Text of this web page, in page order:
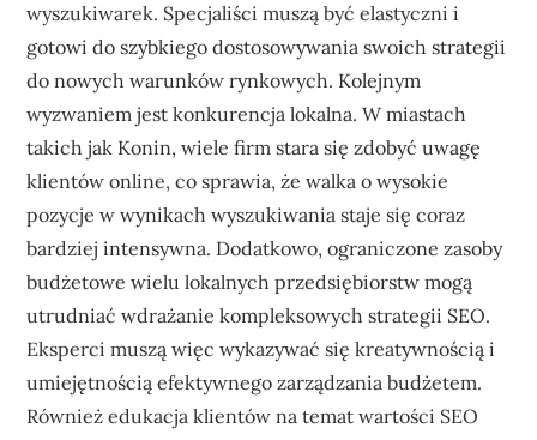
wyszukiwarek. Specjaliści muszą być elastyczni i
gotowi do szybkiego dostosowywania swoich strategii
do nowych warunków rynkowych. Kolejnym
wyzwaniem jest konkurencja lokalna. W miastach
takich jak Konin, wiele firm stara się zdobyć uwagę
klientów online, co sprawia, że walka o wysokie
pozycje w wynikach wyszukiwania staje się coraz
bardziej intensywna. Dodatkowo, ograniczone zasoby
budżetowe wielu lokalnych przedsiębiorstw mogą
utrudniać wdrażanie kompleksowych strategii SEO.
Eksperci muszą więc wykazywać się kreatywnością i
umiejętnością efektywnego zarządzania budżetem.
Również edukacja klientów na temat wartości SEO